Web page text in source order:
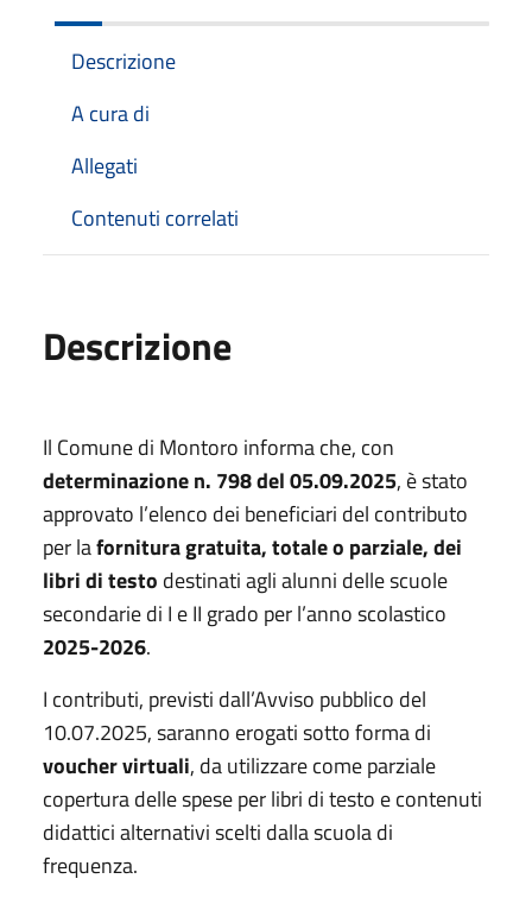
Descrizione
A cura di
Allegati
Contenuti correlati
Descrizione
Il Comune di Montoro informa che, con
determinazione n. 798 del 05.09.2025, è stato
approvato l’elenco dei beneficiari del contributo
per lafornitura gratuita, totale o parziale, dei
libri di testo destinati agli alunni delle scuole
secondarie di I e II grado per l’anno scolastico
2025-2026.
I contributi, previsti dall’Avviso pubblico del
10.07.2025, saranno erogati sotto forma di
voucher virtuali, da utilizzare come parziale
copertura delle spese per libri di testo e contenuti
didattici alternativi scelti dalla scuola di
frequenza.